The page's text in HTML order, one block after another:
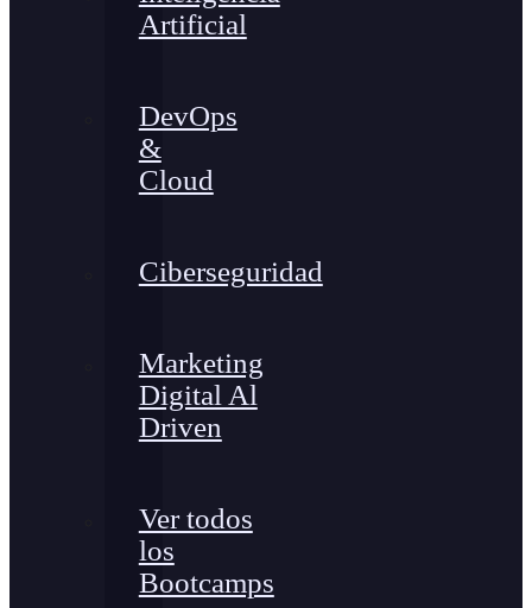
Artificial
DevOps
&
Cloud
Ciberseguridad
Marketing
Digital Al
Driven
Ver todos
los
Bootcamps